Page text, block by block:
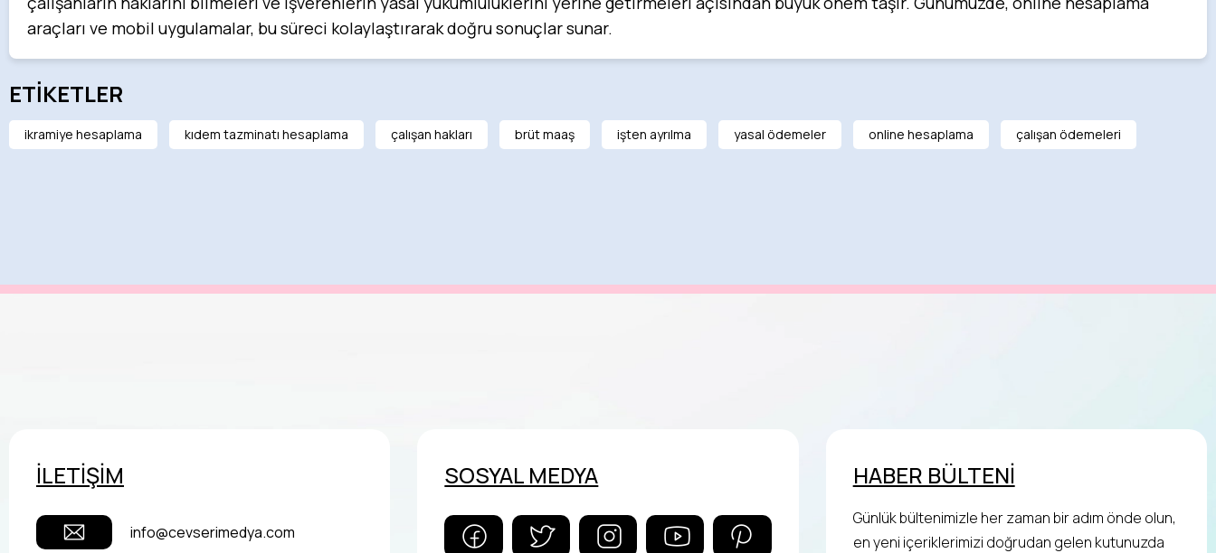
araçları ve mobil uygulamalar, bu süreci kolaylaştırarak doğru sonuçlar sunar.
ETİKETLER
ikramiye hesaplama kıdem tazminatı hesaplama çalışan hakları brüt maaş işten ayrılma yasal ödemeler online hesaplama çalışan ödemeleri
İLETİŞİM
info@cevserimedya.com
SOSYAL MEDYA HABER BÜLTENİ
Günlük bültenimizle her zaman bir adım önde olun,
en yeni içeriklerimizi doğrudan gelen kutunuzda